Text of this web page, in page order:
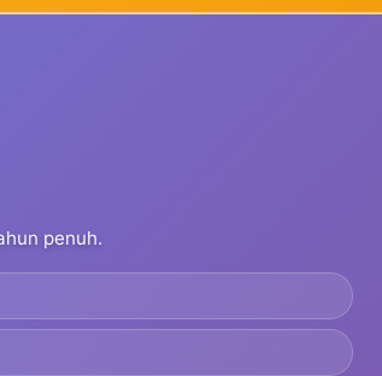
penuh.